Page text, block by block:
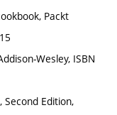
Packt
Wesley, ISBN
Second Edition,